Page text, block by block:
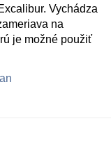
Vychádza
na
je možné použiť